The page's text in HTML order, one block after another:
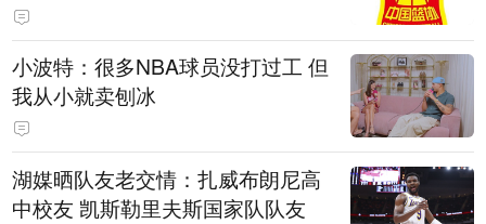
小波特：很多NBA球员没打过工 但
我从小就卖刨冰
湖媒晒队友老交情：扎威布朗尼高
中校友 凯斯勒里夫斯国家队队友